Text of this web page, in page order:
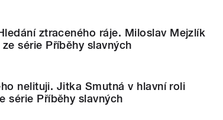
ztraceného ráje. Miloslav Mejzlík
série Příběhy slavných
nelituji. Jitka Smutná v hlavní roli
série Příběhy slavných